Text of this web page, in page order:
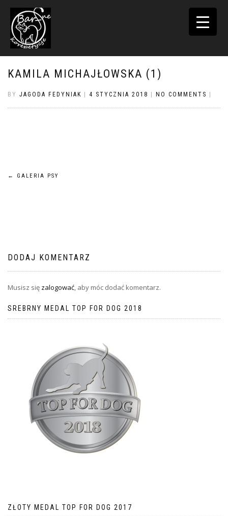
TOGGLE
KAMILA MICHAJŁOWSKA (1)
BY JAGODA FEDYNIAK 4 STYCZNIA 2018 NO COMMENTS
Nawigacja
← GALERIA PSY
DODAJ KOMENTARZ
Musisz się zalogować, aby móc dodać komentarz.
SREBRNY MEDAL TOP FOR DOG 2018
ZŁOTY MEDAL TOP FOR DOG 2017